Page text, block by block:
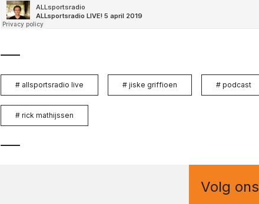
# allsportsradio live # jiske griffioen # podcast
# rick mathijssen
Volg ons